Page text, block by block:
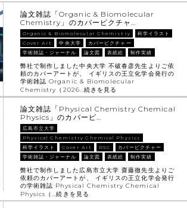
論文雑誌「Organic & Biomolecular
Chemistry」のカバーピクチャ…
Organic & Biomolecular Chemistry
科学イラスト
Cover Art
中央大学
カバーピクチャー
学術雑誌・ジャーナル
論文図 表紙絵 制作実績
弊社で制作しました中央大学 不破春彦先生よりご依
頼のカバーアートが、 イギリスの王立化学会発行の
学術雑誌 Organic & Biomolecular
Chemistry（2026…続きを見る
論文雑誌「Physical Chemistry Chemical
Physics」のカバーピ…
広島市立大学
Physical Chemistry Chemical Physics
科学イラスト
Cover Art RSC
カバーピクチャー
学術雑誌・ジャーナル
論文図 表紙絵 制作実績
弊社で制作しました広島市立大学 齋藤徹先生よりご
依頼のカバーアートが、 イギリスの王立化学会発行
の学術雑誌 Physical Chemistry Chemical
Physics（…続きを見る